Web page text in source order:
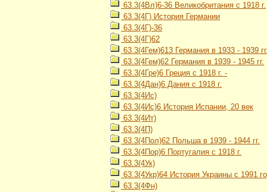
63.3(4Вл)6-36 Великобритания с 1918 г.
63.3(4Г) История Германии
63.3(4Г)-36
63.3(4Г)62
63.3(4Гем)613 Германия в 1933 - 1939
63.3(4Гем)62 Германия в 1939 - 1945 гг.
63.3(4Гре)6 Греция с 1918 г. -
63.3(4Дан)6 Дания с 1918 г.
63.3(4Ис)
63.3(4Ис)6 История Испании, 20 век
63.3(4Ит)
63.3(4П)
63.3(4Пол)62 Польша в 1939 - 1944 гг.
63.3(4Пор)6 Португалия с 1918 г.
63.3(4Ук)
63.3(4Укр)64 История Украины с 1991
63.3(4Фн)